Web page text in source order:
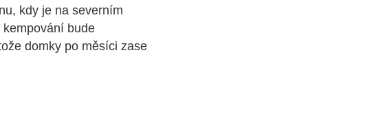
kdy je na severním
bude
domky po měsíci zase